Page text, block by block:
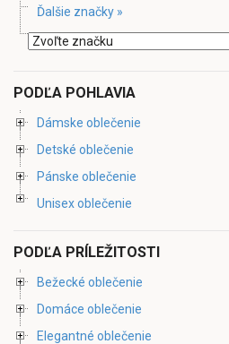
Ďalšie značky »
PODĽA POHLAVIA
Dámske oblečenie
Detské oblečenie
Pánske oblečenie
Unisex oblečenie
PODĽA PRÍLEŽITOSTI
Bežecké oblečenie
Domáce oblečenie
Elegantné oblečenie